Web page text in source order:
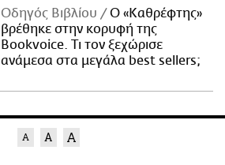
Οδηγός Βιβλίου
Ο «Καθρέφτης»
βρέθηκε στην κορυφή της
Bookvoice. Τι τον ξεχώρισε
ανάμεσα στα μεγάλα best sellers;